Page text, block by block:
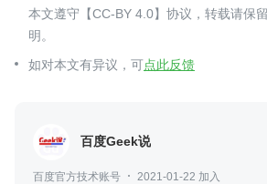
本文遵守【CC-BY 4.0】协议，转载请保
明。
如对本文有异议，可点此反馈
百度Geek说
百度官方技术账号
2021-01-22 加入